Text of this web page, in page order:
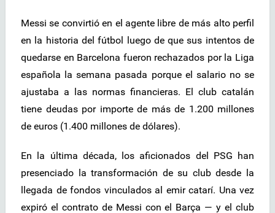
Messi se convirtió en el agente libre de más alto perfil
en la historia del fútbol luego de que sus intentos de
quedarse en Barcelona fueron rechazados por la Liga
española la semana pasada porque el salario no se
ajustaba a las normas financieras. El club catalán
tiene deudas por importe de más de 1.200 millones
de euros (1.400 millones de dólares).
En la última década, los aficionados del PSG han
presenciado la transformación de su club desde la
llegada de fondos vinculados al emir catarí. Una vez
expiró el contrato de Messi con el Barça — y el club